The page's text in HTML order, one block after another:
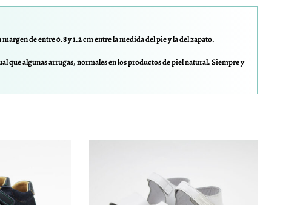
de entre 0.8 y 1.2 cm entre la medida del pie y la del zapato.
que algunas arrugas, normales en los productos de piel natural. Siempre y